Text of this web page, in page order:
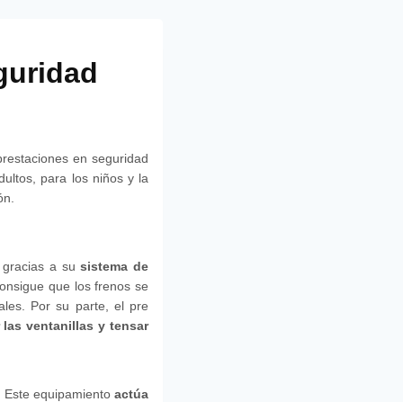
en seguridad
para los niños y la
gracias a susistema de
que los frenos se
Por su parte, el pre
las ventanillas y tensar
equipamiento actúa